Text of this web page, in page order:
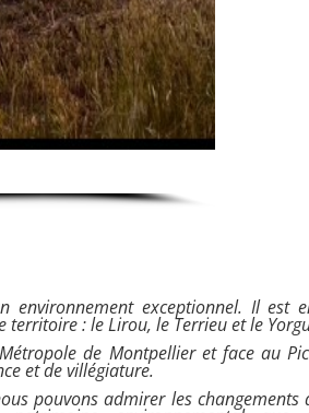
environnement exceptionnel. Il est
: le Lirou, le Terrieu et le
de Montpellier et face au
et de villégiature.
pouvons admirer les changements